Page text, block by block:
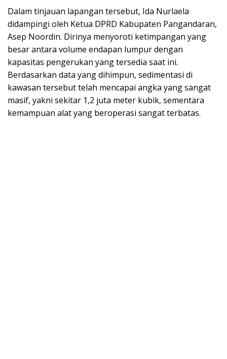
Dalam tinjauan lapangan tersebut, Ida Nurlaela
didampingi oleh Ketua DPRD Kabupaten Pangandaran,
Asep Noordin. Dirinya menyoroti ketimpangan yang
besar antara volume endapan lumpur dengan
kapasitas pengerukan yang tersedia saat ini.
Berdasarkan data yang dihimpun, sedimentasi di
kawasan tersebut telah mencapai angka yang sangat
masif, yakni sekitar 1,2 juta meter kubik, sementara
kemampuan alat yang beroperasi sangat terbatas.